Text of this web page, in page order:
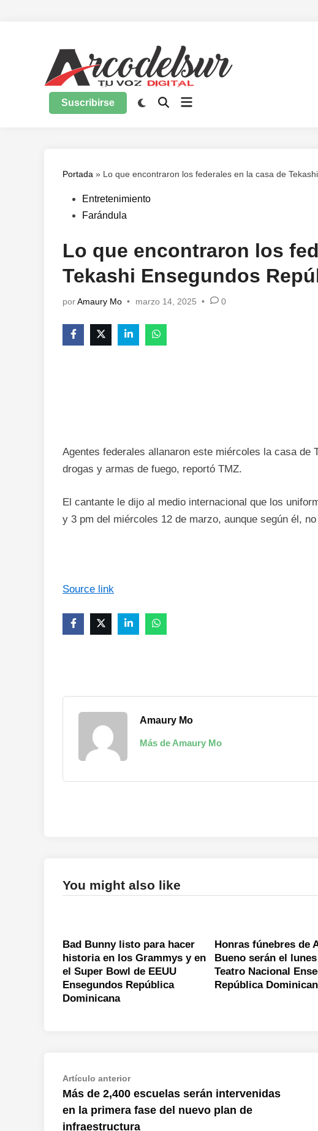
Suscribirse
Portada » Lo que encontraron los federales en la casa de
Publicado
en
Entretenimiento
Farándula
Lo que encontraron los
Tekashi Ensegundos
porAmaury Mo • marzo 14, 2025 • 0
Agentes federales allanaron este miércoles la casa de
drogas y armas de fuego, reportó TMZ.
El cantante le dijo al medio internacional que los
y 3 pm del miércoles 12 de marzo, aunque según él,
Source link
Amaury Mo
Más de Amaury Mo
You might also like
Bad Bunny listo para hacer
historia en los Grammys y en
el Super Bowl de EEUU
Ensegundos República
Dominicana
Honras fúnebres de
Bueno serán el
Teatro Nacional
República
Navegación
de
entradas
Artículo anteriorArtículo
anterior:
Más de 2,400 escuelas serán intervenidas
en la primera fase del nuevo plan de
infraestructura